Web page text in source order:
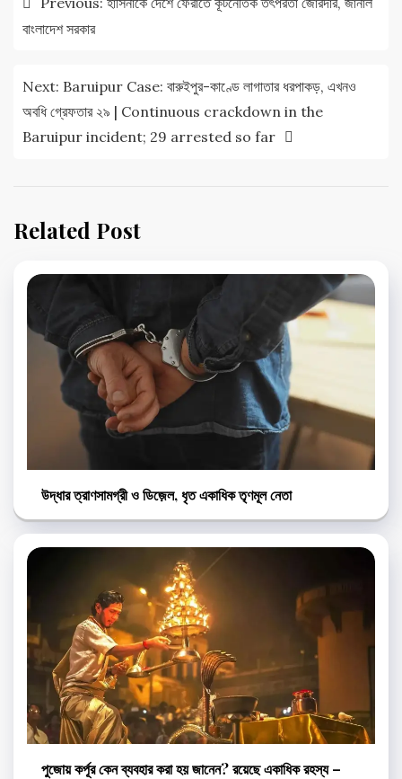
navigation
বাংলাদেশ সরকার
Next: Baruipur Case: বারুইপুর-কাণ্ডে লাগাতার ধরপাকড়, এখনও
অবধি গ্রেফতার ২৯ | Continuous crackdown in the
Baruipur incident; 29 arrested so far
Related Post
উদ্ধার ত্রাণসামগ্রী ও ডিজ়েল, ধৃত একাধিক তৃণমূল নেতা
পুজোয় কর্পূর কেন ব্যবহার করা হয় জানেন? রয়েছে একাধিক রহস্য –